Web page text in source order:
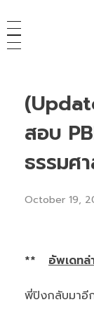
สอบ
ธรรมศ
October 19,
** อัพเดทล่
พี่ปิงกลับมาอี